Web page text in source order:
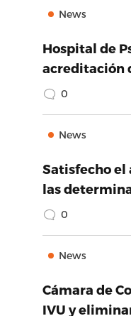
News
Hospital de
acreditación
0
News
Satisfecho el
las
0
News
Cámara de
IVU y